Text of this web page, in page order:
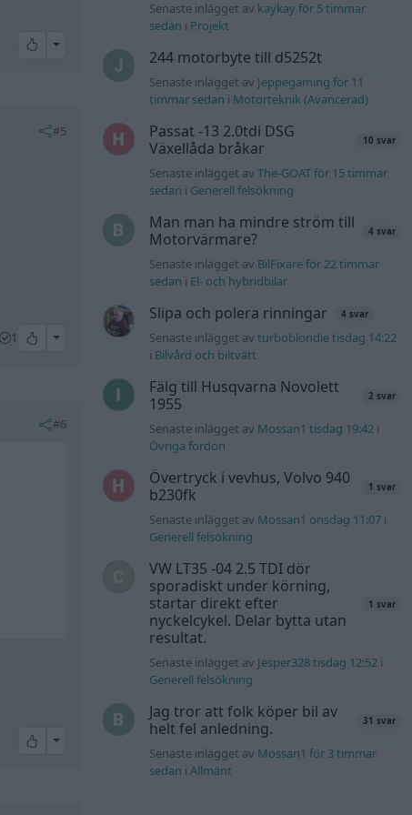
All reactions
#5
1 All reactions
#6
All reactions
Senaste inlägget av kaykay för 5 timmar
sedan i Projekt
244 motorbyte till d5252t
Senaste inlägget av Jeppegaming för 11
timmar sedan i Motorteknik (Avancerad)
Passat -13 2.0tdi DSG
Växellåda bråkar
10 svar
Senaste inlägget avThe-GOAT för 15 timmar
sedan i Generell felsökning
Man man ha mindre ström till
Motorvärmare?
4 svar
Senaste inlägget av BilFixare för 22 timmar
sedan i El- och hybridbilar
Slipa och polera rinningar 4 svar
Senaste inlägget avturboblondie tisdag 14:22
i Bilvård och biltvätt
Fälg till Husqvarna Novolett
1955
2 svar
Senaste inlägget av Mossan1 tisdag 19:42 i
Övriga fordon
Övertryck i vevhus, Volvo 940
b230fk
1 svar
Senaste inlägget av Mossan1 onsdag 11:07 i
Generell felsökning
VW LT35 -04 2.5 TDI dör
sporadiskt under körning,
startar direkt efter
nyckelcykel. Delar bytta utan
resultat.
1 svar
Senaste inlägget av Jesper328 tisdag 12:52 i
Generell felsökning
Jag tror att folk köper bil av
helt fel anledning.
31 svar
Senaste inlägget av Mossan1 för 3 timmar
sedan iAllmänt